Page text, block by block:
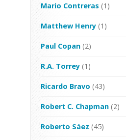
Mario Contreras (1)
Matthew Henry (1)
Paul Copan (2)
R.A. Torrey (1)
Ricardo Bravo (43)
Robert C. Chapman (2)
Roberto Sáez (45)